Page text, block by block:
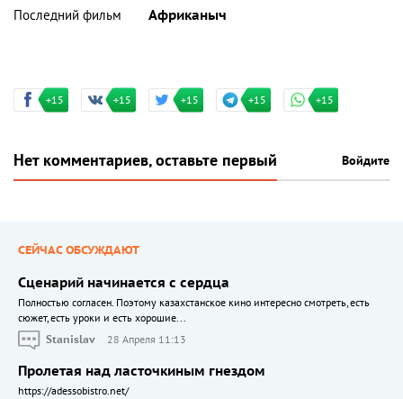
Последний фильм
Африканыч
+15 +15 +15 +15 +15
Нет комментариев, оставьте первый Войдите
СЕЙЧАС ОБСУЖДАЮТ
Сценарий начинается с сердца
Полностью согласен. Поэтому казахстанское кино интересно смотреть, есть
сюжет, есть уроки и есть хорошие...
Stanislav
28 Апреля 11:13
Пролетая над ласточкиным гнездом
https://adessobistro.net/